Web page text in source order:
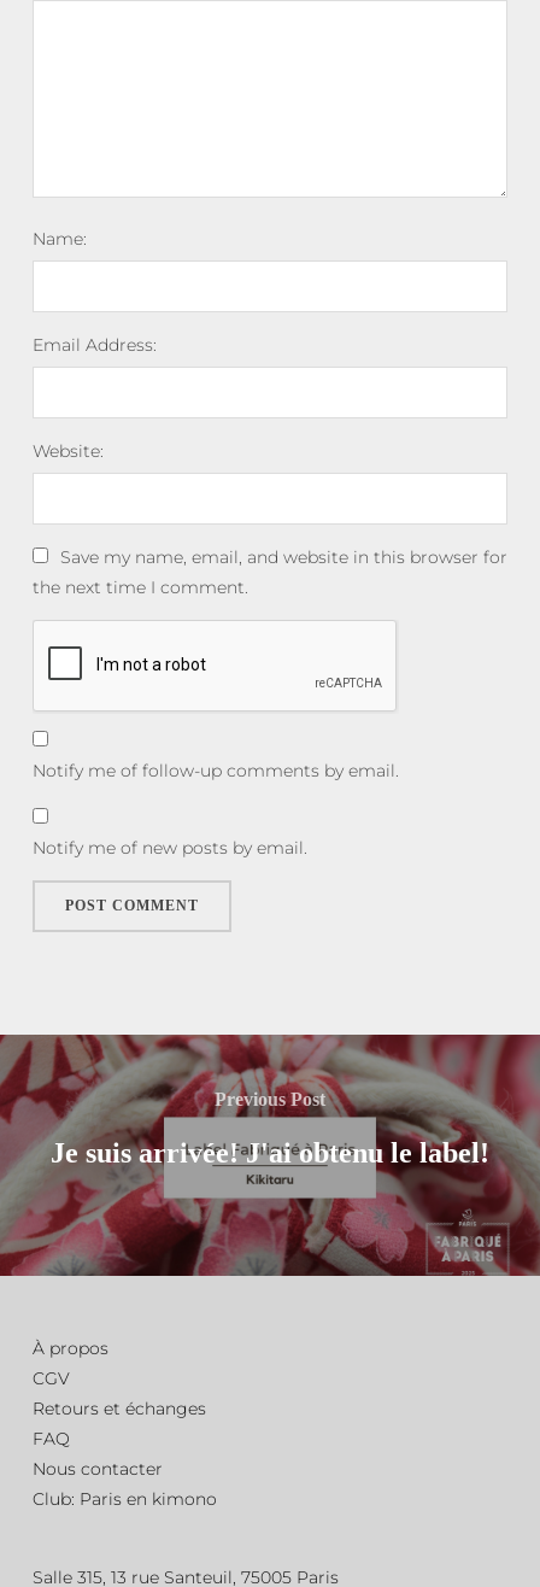
Name:
Email Address:
Website:
Save my name, email, and website in this browser for
the next time I comment.
Notify me of follow-up comments by email.
Notify me of new posts by email.
Previous Post
Je suis arrivée! J'ai obtenu le label!
À propos
CGV
Retours et échanges
FAQ
Nous contacter
Club: Paris en kimono
Salle 315, 13 rue Santeuil, 75005 Paris